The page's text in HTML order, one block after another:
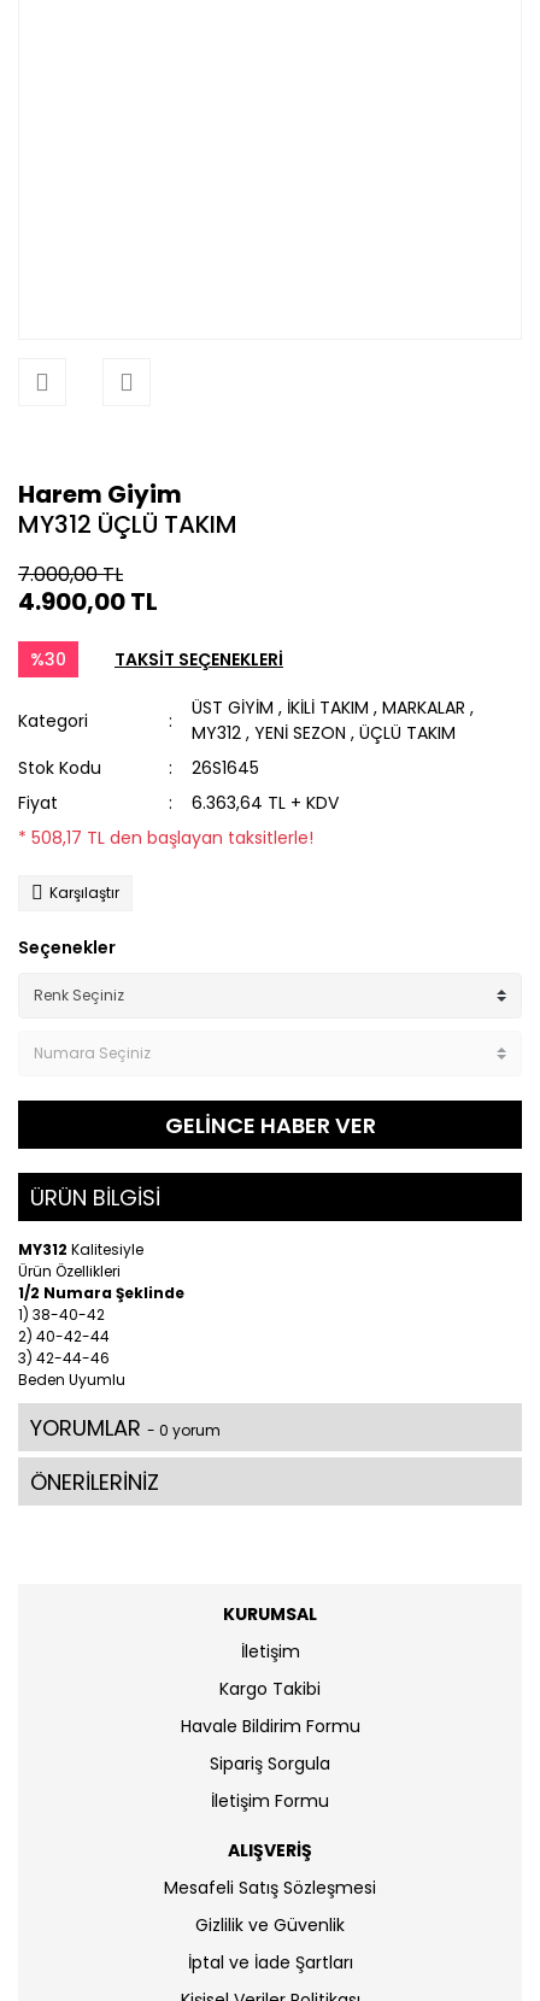
Harem Giyim
MY312 ÜÇLÜ TAKIM
7.000,00 TL
4.900,00 TL
%30 TAKSİT SEÇENEKLERİ
Kategori
ÜST GİYİM , İKİLİ TAKIM ,MARKALAR ,
MY312,YENİ SEZON,ÜÇLÜ TAKIM
Stok Kodu
26S1645
Fiyat
6.363,64 TL + KDV
* 508,17 TL den başlayan taksitlerle!
Karşılaştır
Seçenekler
GELİNCE HABER VER
ÜRÜN BİLGİSİ
MY312 Kalitesiyle
Ürün Özellikleri
1/2 Numara Şeklinde
1) 38-40-42
2) 40-42-44
3) 42-44-46
Beden Uyumlu
YORUMLAR - 0 yorum
ÖNERİLERİNİZ
KURUMSAL
İletişim
Kargo Takibi
Havale Bildirim Formu
Sipariş Sorgula
İletişim Formu
ALIŞVERİŞ
Mesafeli Satış Sözleşmesi
Gizlilik ve Güvenlik
İptal ve İade Şartları